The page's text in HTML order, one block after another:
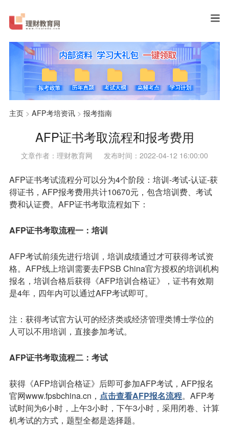
主页> AFP考培资讯> 报考指南
AFP证书考取流程和报考费用
文章作者：理财教育网 发布时间：2022-04-12 16:00:00
AFP证书考试流程分可以分为4个阶段：培训-考试-认证-获
得证书，AFP报考费用共计10670元，包含培训费、考试
费和认证费。AFP证书考取流程如下：
AFP证书考取流程一：培训
AFP考试前须先进行培训，培训成绩通过才可获得考试资
格。AFP线上培训需要去FPSB China官方授权的培训机构
报名，培训合格后获得《AFP培训合格证》，证书有效期
是4年，四年内可以通过AFP考试即可。
注：获得考试官方认可的经济类或经济管理类博士学位的
人可以不用培训，直接参加考试。
AFP证书考取流程二：考试
获得《AFP培训合格证》后即可参加AFP考试，AFP报名
官网www.fpsbchina.cn， 点击查看AFP报名流程。AFP考
试时间为6小时，上午3小时，下午3小时，采用闭卷、计算
机考试的方式，题型全都是选择题。